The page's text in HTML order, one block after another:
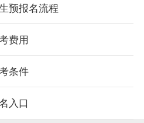
预报名流程
费用
条件
入口